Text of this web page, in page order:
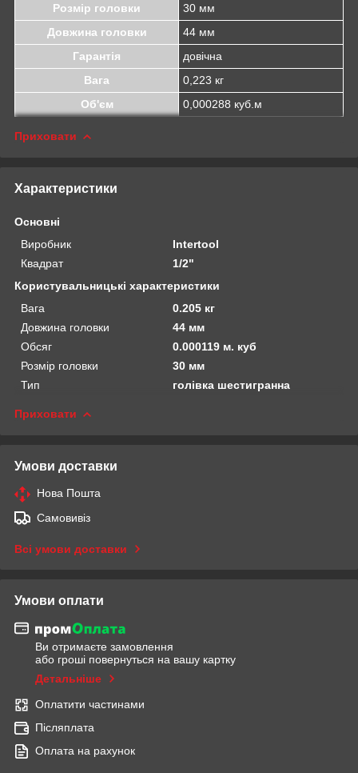
Розмір головки
30 мм
Довжина головки
44 мм
Гарантія
довічна
Вага
0,223 кг
Об'єм
0,000288 куб.м
Приховати
Характеристики
Основні
Виробник
Intertool
Квадрат
1/2"
Користувальницькі характеристики
Вага
0.205 кг
Довжина головки
44 мм
Обсяг
0.000119 м. куб
Розмір головки
30 мм
Тип
голівка шестигранна
Приховати
Умови доставки
Нова Пошта
Самовивіз
Всі умови доставки
Умови оплати
Ви отримаєте замовлення
або гроші повернуться на вашу картку
Детальніше
Оплатити частинами
Післяплата
Оплата на рахунок